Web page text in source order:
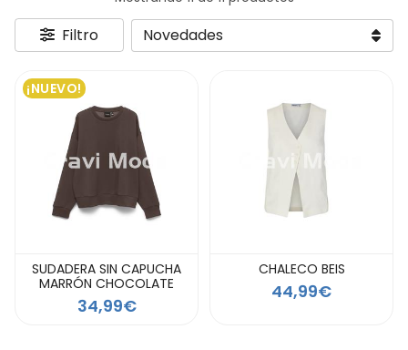
Filtro
¡NUEVO!
SUDADERA SIN CAPUCHA
MARRÓN CHOCOLATE
34,99€
CHALECO BEIS
44,99€